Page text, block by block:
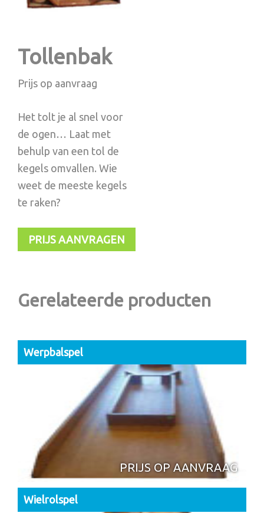
Tollenbak
Prijs op aanvraag
Het tolt je al snel voor
de ogen… Laat met
behulp van een tol de
kegels omvallen. Wie
weet de meeste kegels
te raken?
PRIJS AANVRAGEN
Gerelateerde producten
Werpbalspel
PRIJS OP AANVRAAG
Wielrolspel